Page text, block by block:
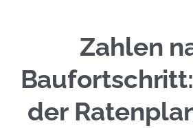
Zahlen
der